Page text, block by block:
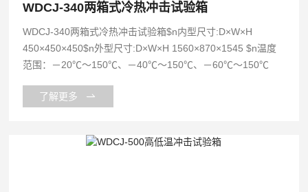
WDCJ-340两箱式冷热冲击试验箱
WDCJ-340两箱式冷热冲击试验箱$n内型尺寸:D×W×H
450×450×450$n外型尺寸:D×W×H 1560×870×1545 $n温度
范围：－20℃～150℃、－40℃～150℃、－60℃～150℃
了解更多